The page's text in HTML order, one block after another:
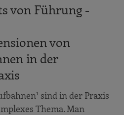
für Expertenlaufbahnen
Experten
Expertenlaufbahnen
von
von Führung -
von
in der
1 sind in der Praxis
Thema. Man